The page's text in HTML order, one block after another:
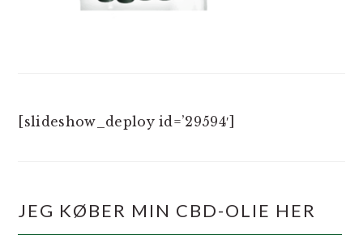
[slideshow_deploy id=’29594′]
JEG KØBER MIN CBD-OLIE HER